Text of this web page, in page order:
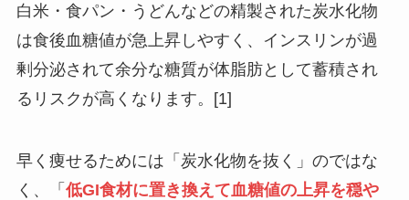
白米・食パン・うどんなどの精製された炭水化物
は食後血糖値が急上昇しやすく、インスリンが過
剰分泌されて余分な糖質が体脂肪として蓄積され
るリスクが高くなります。[1]
早く痩せるためには「炭水化物を抜く」のではな
く、「 低GI食材に置き換えて血糖値の上昇を穏や